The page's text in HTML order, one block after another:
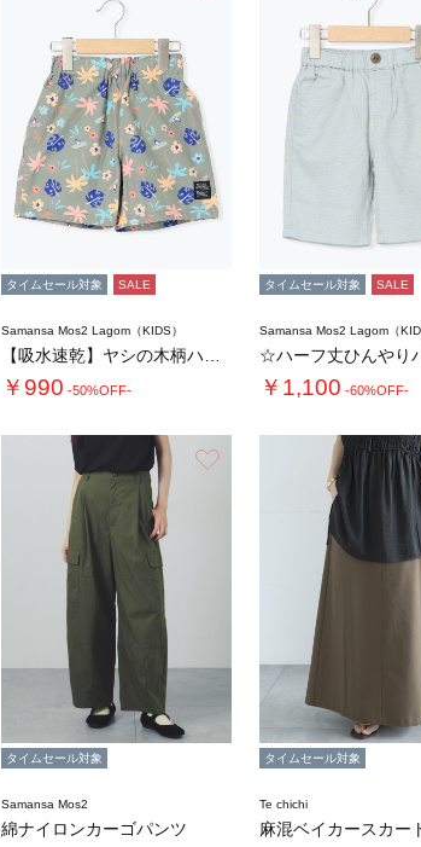
タイムセール対象 SALE
Samansa Mos2 Lagom（KIDS）
￥990 -50%OFF-
タイムセール対象 SALE
Samansa Mos2 Lagom（
☆ハーフ丈ひんやり
￥1,100 -60%OFF-
タイムセール対象
Samansa Mos2
綿ナイロンカーゴパンツ
タイムセール対象
Te chichi
麻混ベイカースカー